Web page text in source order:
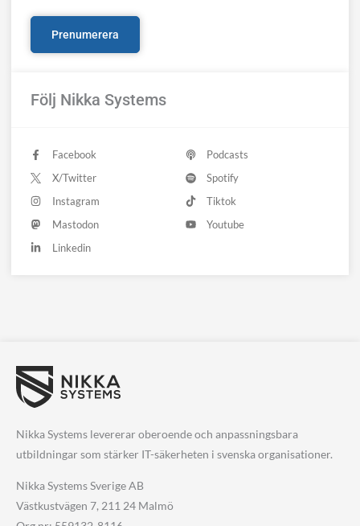
Följ Nikka Systems
Facebook
X/Twitter
Instagram
Mastodon
Linkedin
Podcasts
Spotify
Tiktok
Youtube
Nikka Systems levererar oberoende och anpassningsbara
utbildningar som stärker IT-säkerheten i svenska organisationer.
Nikka Systems Sverige AB
Västkustvägen 7, 211 24 Malmö